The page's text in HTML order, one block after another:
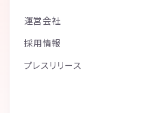
運営会社
採用情報
プレスリリース